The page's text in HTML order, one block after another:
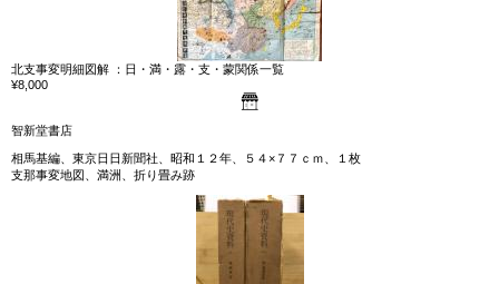
北支事変明細図解 ：日・満・露・支・蒙関係一覧
¥8,000
智新堂書店
相馬基編、東京日日新聞社、昭和１２年、５４×７７ｃｍ、１枚
支那事変地図、満洲、折り畳み跡